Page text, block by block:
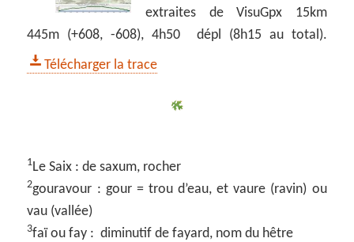
extraites de VisuGpx 15km
445m (+608, -608), 4h50 dépl (8h15 au total).
Télécharger la trace
1Le Saix : de saxum, rocher
2gouravour : gour = trou d’eau, et vaure (ravin) ou
vau (vallée)
3faï ou fay : diminutif de fayard, nom du hêtre